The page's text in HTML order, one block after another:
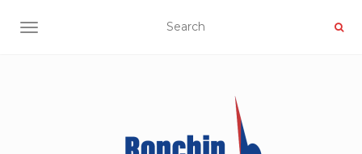
OUVRIR/FERMER LA NAVIGATION